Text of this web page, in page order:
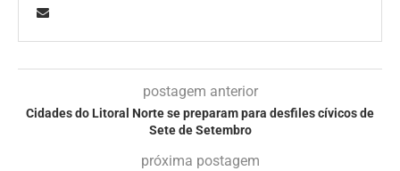
postagem anterior
Cidades do Litoral Norte se preparam para desfiles cívicos de
Sete de Setembro
próxima postagem